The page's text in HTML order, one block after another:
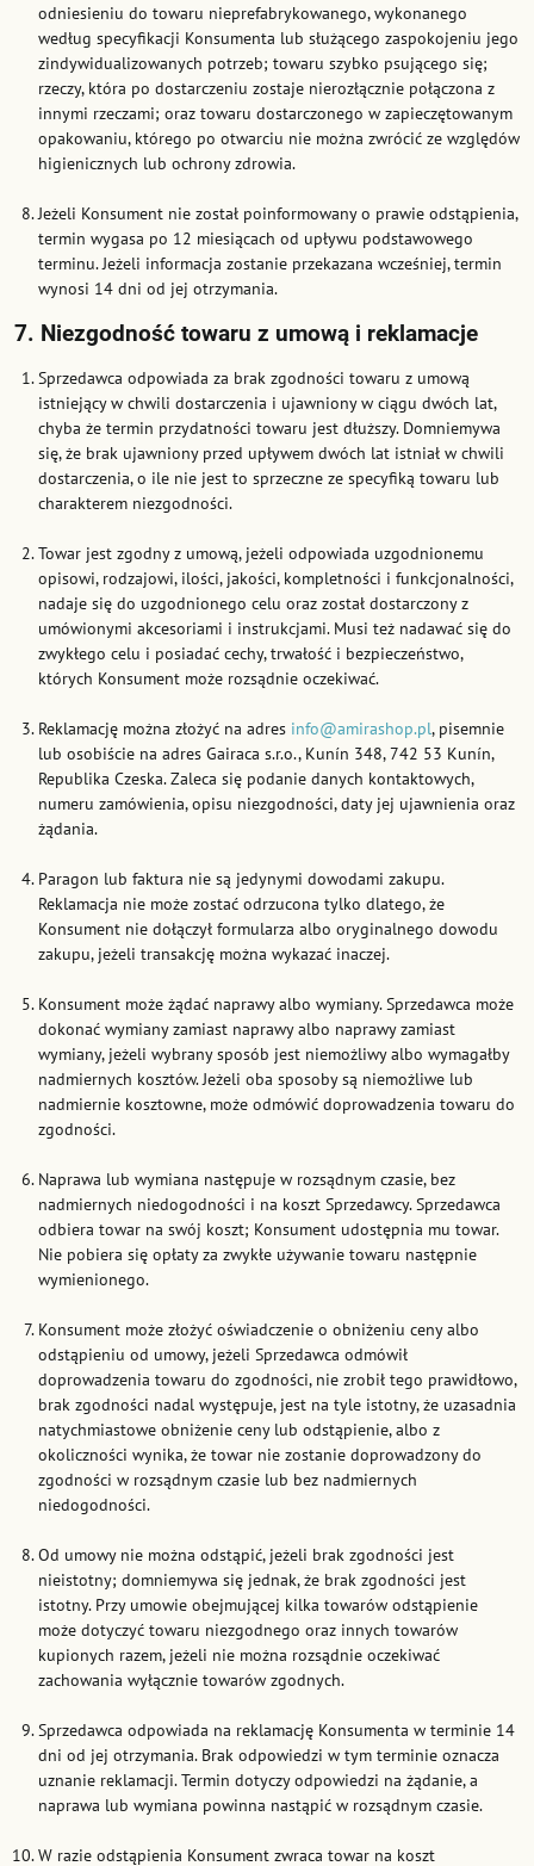
odniesieniu do towaru nieprefabrykowanego, wykonanego
według specyfikacji Konsumenta lub służącego zaspokojeniu jego
zindywidualizowanych potrzeb; towaru szybko psującego się;
rzeczy, która po dostarczeniu zostaje nierozłącznie połączona z
innymi rzeczami; oraz towaru dostarczonego w zapieczętowanym
opakowaniu, którego po otwarciu nie można zwrócić ze względów
higienicznych lub ochrony zdrowia.
Jeżeli Konsument nie został poinformowany o prawie odstąpienia,
termin wygasa po 12 miesiącach od upływu podstawowego
terminu. Jeżeli informacja zostanie przekazana wcześniej, termin
wynosi 14 dni od jej otrzymania.
7. Niezgodność towaru z umową i reklamacje
Sprzedawca odpowiada za brak zgodności towaru z umową
istniejący w chwili dostarczenia i ujawniony w ciągu dwóch lat,
chyba że termin przydatności towaru jest dłuższy. Domniemywa
się, że brak ujawniony przed upływem dwóch lat istniał w chwili
dostarczenia, o ile nie jest to sprzeczne ze specyfiką towaru lub
charakterem niezgodności.
Towar jest zgodny z umową, jeżeli odpowiada uzgodnionemu
opisowi, rodzajowi, ilości, jakości, kompletności i funkcjonalności,
nadaje się do uzgodnionego celu oraz został dostarczony z
umówionymi akcesoriami i instrukcjami. Musi też nadawać się do
zwykłego celu i posiadać cechy, trwałość i bezpieczeństwo,
których Konsument może rozsądnie oczekiwać.
Reklamację można złożyć na adres info@amirashop.pl, pisemnie
lub osobiście na adres Gairaca s.r.o., Kunín 348, 742 53 Kunín,
Republika Czeska. Zaleca się podanie danych kontaktowych,
numeru zamówienia, opisu niezgodności, daty jej ujawnienia oraz
żądania.
Paragon lub faktura nie są jedynymi dowodami zakupu.
Reklamacja nie może zostać odrzucona tylko dlatego, że
Konsument nie dołączył formularza albo oryginalnego dowodu
zakupu, jeżeli transakcję można wykazać inaczej.
Konsument może żądać naprawy albo wymiany. Sprzedawca może
dokonać wymiany zamiast naprawy albo naprawy zamiast
wymiany, jeżeli wybrany sposób jest niemożliwy albo wymagałby
nadmiernych kosztów. Jeżeli oba sposoby są niemożliwe lub
nadmiernie kosztowne, może odmówić doprowadzenia towaru do
zgodności.
Naprawa lub wymiana następuje w rozsądnym czasie, bez
nadmiernych niedogodności i na koszt Sprzedawcy. Sprzedawca
odbiera towar na swój koszt; Konsument udostępnia mu towar.
Nie pobiera się opłaty za zwykłe używanie towaru następnie
wymienionego.
Konsument może złożyć oświadczenie o obniżeniu ceny albo
odstąpieniu od umowy, jeżeli Sprzedawca odmówił
doprowadzenia towaru do zgodności, nie zrobił tego prawidłowo,
brak zgodności nadal występuje, jest na tyle istotny, że uzasadnia
natychmiastowe obniżenie ceny lub odstąpienie, albo z
okoliczności wynika, że towar nie zostanie doprowadzony do
zgodności w rozsądnym czasie lub bez nadmiernych
niedogodności.
Od umowy nie można odstąpić, jeżeli brak zgodności jest
nieistotny; domniemywa się jednak, że brak zgodności jest
istotny. Przy umowie obejmującej kilka towarów odstąpienie
może dotyczyć towaru niezgodnego oraz innych towarów
kupionych razem, jeżeli nie można rozsądnie oczekiwać
zachowania wyłącznie towarów zgodnych.
Sprzedawca odpowiada na reklamację Konsumenta w terminie 14
dni od jej otrzymania. Brak odpowiedzi w tym terminie oznacza
uznanie reklamacji. Termin dotyczy odpowiedzi na żądanie, a
naprawa lub wymiana powinna nastąpić w rozsądnym czasie.
W razie odstąpienia Konsument zwraca towar na koszt